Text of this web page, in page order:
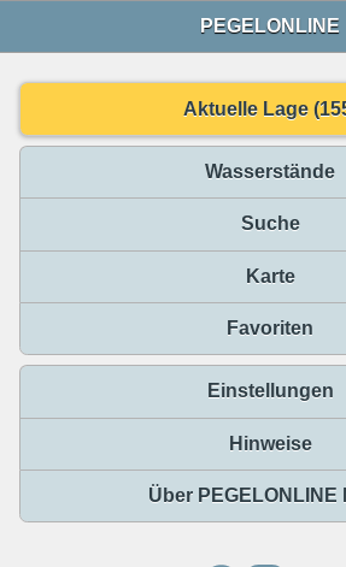
PEGELONLINE
Aktuelle Lage
Wasserstände
Suche
Karte
Favoriten
Einstellungen
Hinweise
Über PEGELONLINE